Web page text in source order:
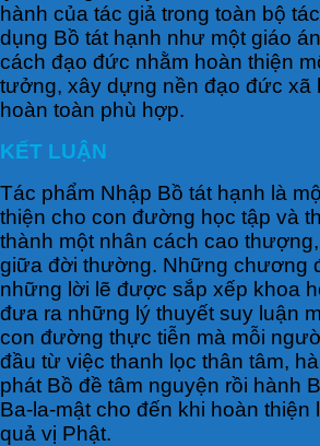
hành của tác giả trong toàn bộ
dụng Bồ tát hạnh như một giáo
cách đạo đức nhằm hoàn thiện
tưởng, xây dựng nền đạo đức xã
hoàn toàn phù hợp.
KẾT LUẬN
Tác phẩm Nhập Bồ tát hạnh là
thiện cho con đường học tập và
thành một nhân cách cao
giữa đời thường. Những chương
những lời lẽ được sắp xếp khoa
đưa ra những lý thuyết suy luận
con đường thực tiễn mà mỗi
đầu từ việc thanh lọc thân tâm,
phát Bồ đề tâm nguyện rồi hành
Ba-la-mật cho đến khi hoàn thiện
quả vị Phật.